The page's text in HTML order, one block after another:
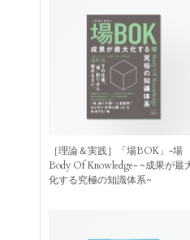
Body Of Knowledge- ~成果が最大
化する究極の知識体系~